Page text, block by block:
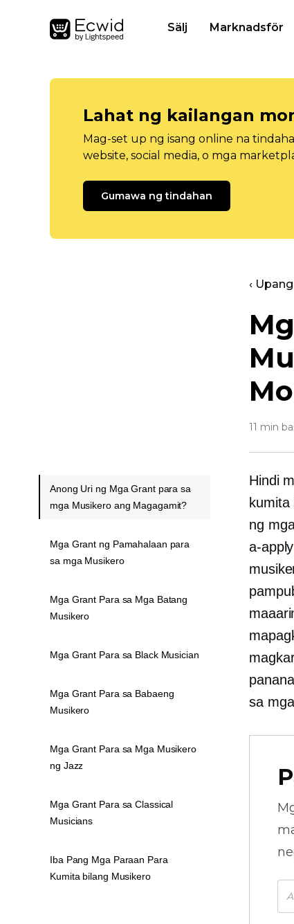
Sälj Marknadsför
Lahat ng kailangan
Mag-set up ng isang online na
website, social media, o mga
Gumawa ng tindahan
‹
11 min
Hindi
ng
a-apply
sa
Anong Uri ng Mga Grant para sa
mga Musikero ang Magagamit?
Mga Grant ng Pamahalaan para
sa mga Musikero
Mga Grant Para sa Mga Batang
Musikero
Mga Grant Para sa Black Musician
Mga Grant Para sa Babaeng
Musikero
Mga Grant Para sa Mga Musikero
ng Jazz
Mga Grant Para sa Classical
Musicians
Iba Pang Mga Paraan Para
Kumita bilang Musikero